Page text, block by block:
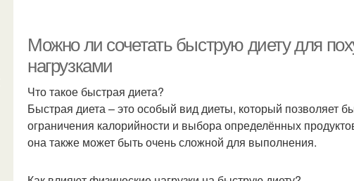
Можно ли сочетать быструю диету для
нагрузками
Что такое быстрая диета?
Быстрая диета – это особый вид диеты, который позволяет
ограничения калорийности и выбора определённых
она также может быть очень сложной для выполнения.